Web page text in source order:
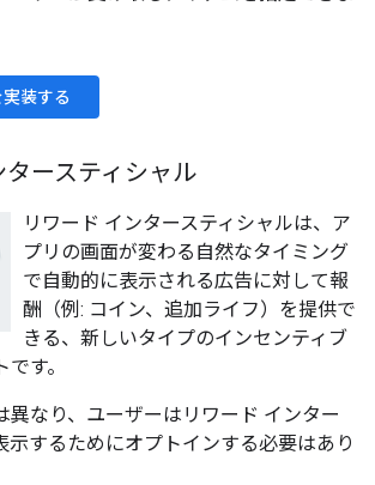
装する
タースティシャル
リワード インタースティシャルは、ア
プリの画面が変わる自然なタイミング
で自動的に表示される広告に対して報
酬（例: コイン、追加ライフ）を提供で
きる、新しいタイプのインセンティブ
す。
異なり、ユーザーはリワード インター
示するためにオプトインする必要はあり